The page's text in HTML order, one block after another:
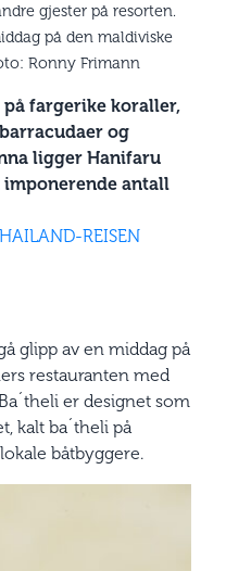
gjester på resorten.
på den maldiviske
Ronny Frimann
fargerike koraller,
og
ligger Hanifaru
imponerende antall
REISEN
glipp av en middag på
restauranten med
er designet som
kalt ba´theli på
båtbyggere.